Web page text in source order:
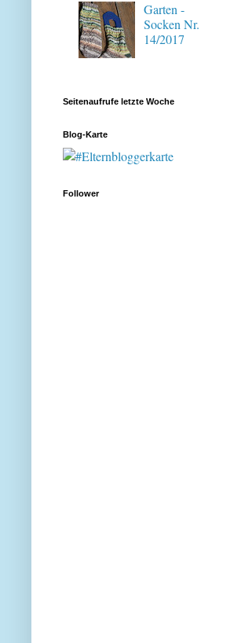
Garten -
Socken Nr.
14/2017
Seitenaufrufe letzte Woche
Blog-Karte
Follower